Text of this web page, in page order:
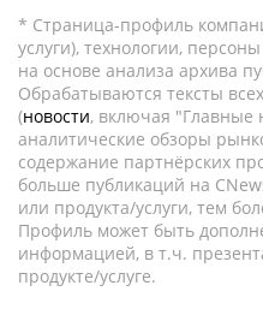
* Страница-профиль
услуги), технологии,
на основе анализа архива
Обрабатываются тексты
(новости, включая "Главные
аналитические обзоры
содержание партнёрских
больше публикаций на
или продукта/услуги, тем
Профиль может быть
информацией, в т.ч.
продукте/услуге.